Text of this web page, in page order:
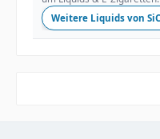
Weitere Liquids von